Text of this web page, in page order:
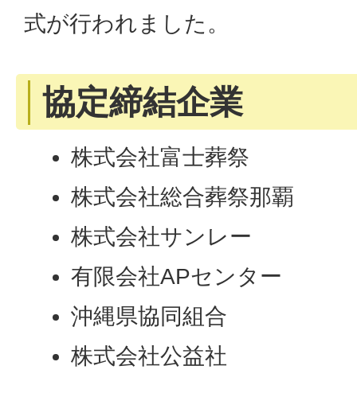
式が行われました。
協定締結企業
株式会社富士葬祭
株式会社総合葬祭那覇
株式会社サンレー
有限会社APセンター
沖縄県協同組合
株式会社公益社